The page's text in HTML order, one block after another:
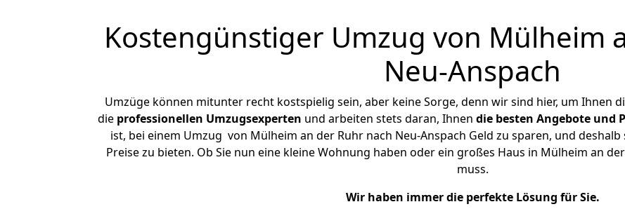
Kostengünstiger Umzug von Mülheim
Neu-Anspach
Umzüge können mitunter recht kostspielig sein, aber keine Sorge, denn wir sind hier, um Ihnen
die professionellen Umzugsexperten und arbeiten stets daran, Ihnen die besten Angebote und
ist, bei einem Umzug von Mülheim an der Ruhr nach Neu-Anspach Geld zu sparen, und
Preise zu bieten. Ob Sie nun eine kleine Wohnung haben oder ein großes Haus in Mülheim an
muss.
Wir haben immer die perfekte Lösung für Sie.